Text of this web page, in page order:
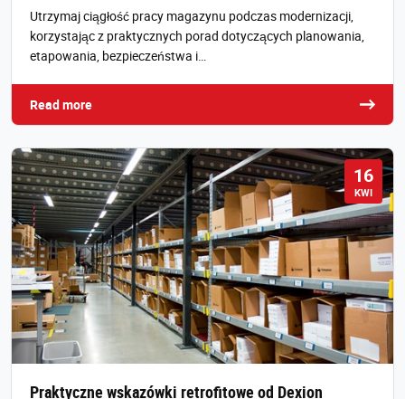
Utrzymaj ciągłość pracy magazynu podczas modernizacji,
korzystając z praktycznych porad dotyczących planowania,
etapowania, bezpieczeństwa i…
Read more
16
KWI
Praktyczne wskazówki retrofitowe od Dexion